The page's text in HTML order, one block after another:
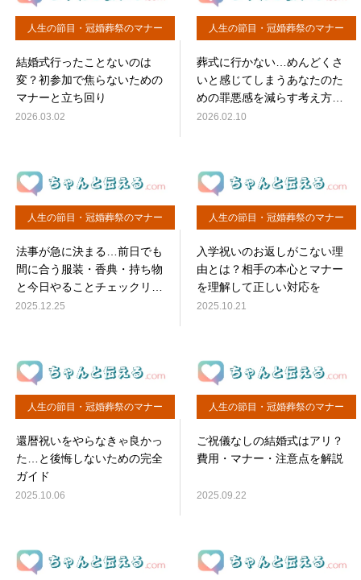
人生の節目・冠婚葬祭のマナー
結婚式行ったことないのは
変？初参加で焦らないための
マナーと立ち回り
2026.03.02
人生の節目・冠婚葬祭のマナー
葬式に行かない…めんどくさ
いと感じてしまうあなたのた
めの罪悪感を減らす考え方と
角が立たない連絡例
2026.02.10
人生の節目・冠婚葬祭のマナー
法事が急に決まる…前日でも
間に合う服装・香典・持ち物
と今日やることチェックリス
ト
2025.12.25
人生の節目・冠婚葬祭のマナー
入学祝いのお返しがこない理
由とは？相手の本心とマナー
を理解して正しい対応を
2025.10.21
人生の節目・冠婚葬祭のマナー
還暦祝いをやらなきゃ良かっ
た…と後悔しないための完全
ガイド
2025.10.06
人生の節目・冠婚葬祭のマナー
ご祝儀なしの結婚式はアリ？
費用・マナー・注意点を解説
2025.09.22